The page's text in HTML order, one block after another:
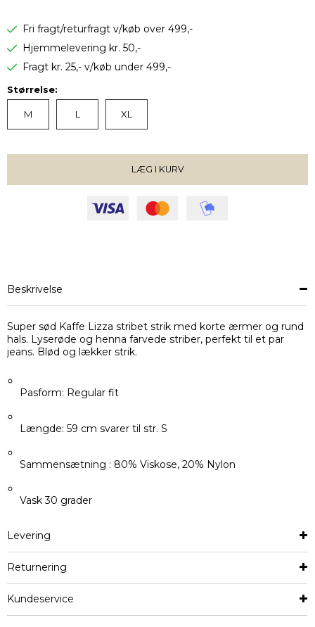
Fri fragt/returfragt v/køb over 499,-
Hjemmelevering kr. 50,-
Fragt kr. 25,- v/køb under 499,-
Størrelse:
M L XL
LÆG I KURV
VÆLG STØRRELSE
Beskrivelse
Super sød Kaffe Lizza stribet strik med korte ærmer og rund
hals. Lyserøde og henna farvede striber, perfekt til et par
jeans. Blød og lækker strik.
Pasform: Regular fit
Længde: 59 cm svarer til str. S
Sammensætning : 80% Viskose, 20% Nylon
Vask 30 grader
Levering
Returnering
Kundeservice